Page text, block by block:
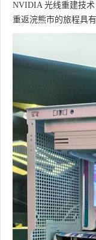
NVIDIA 光线重建技
重返浣熊市的旅程具